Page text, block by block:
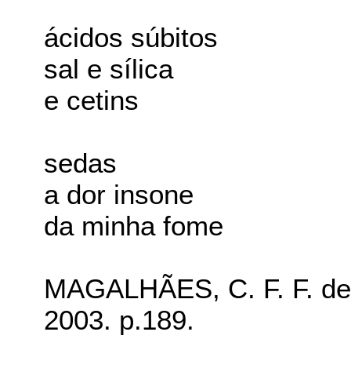
ácidos súbitos
sal e sílica
e cetins
sedas
a dor insone
da minha fome
MAGALHÃES, C. F. F.
2003. p.189.